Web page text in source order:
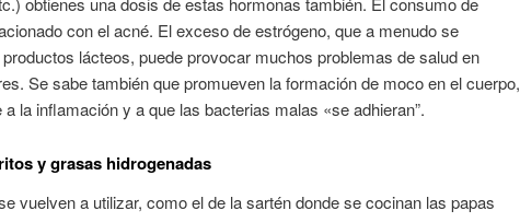
con el acné. El exceso de estrógeno, que a menudo se
lácteos, puede provocar muchos problemas de salud en
Se sabe también que promueven la formación de moco en el cuerpo,
a la inflamación y a que las bacterias malas «se adhieran”.
y grasas hidrogenadas
vuelven a utilizar, como el de la sartén donde se cocinan las papas